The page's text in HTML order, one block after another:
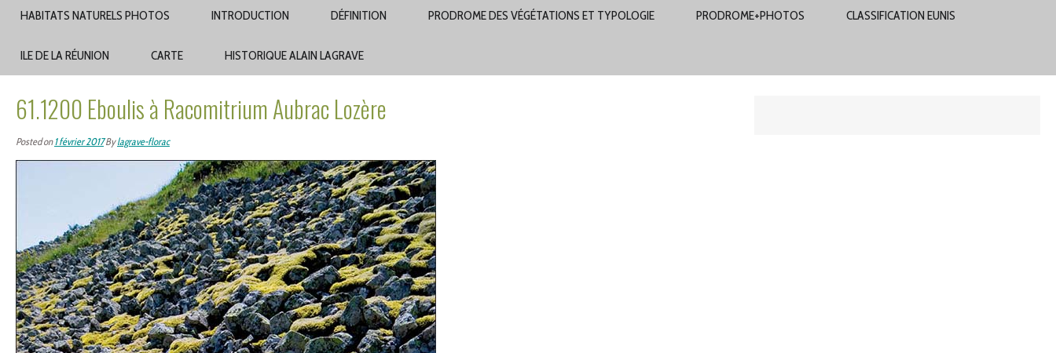
HABITATS NATURELS PHOTOS INTRODUCTION DÉFINITION PRODROME DES VÉGÉTATIONS ET TYPOLOGIE PRODROME+PHOTOS CLASSIFICATION EUNIS
ILE DE LA RÉUNION CARTE HISTORIQUE ALAIN LAGRAVE
61.1200 Eboulis à Racomitrium Aubrac Lozère
Posted on1 février 2017Bylagrave-florac